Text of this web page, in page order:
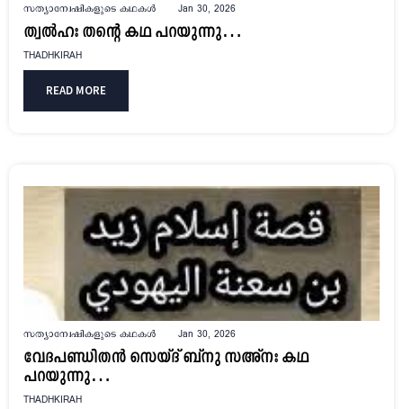
സത്യാന്വേഷികളുടെ കഥകൾ Jan 30, 2026
ത്വൽഹഃ തന്റെ കഥ പറയുന്നു…
THADHKIRAH
READ MORE
സത്യാന്വേഷികളുടെ കഥകൾ Jan 30, 2026
വേദപണ്ഡിതൻ സെയ്ദ് ബ്നു സഅ്നഃ കഥ
പറയുന്നു…
THADHKIRAH